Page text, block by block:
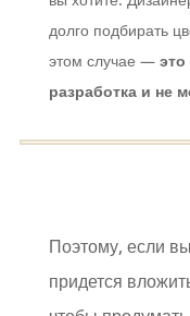
долго подбирать
этом случае —
разработка и не
Поэтому, если
придется